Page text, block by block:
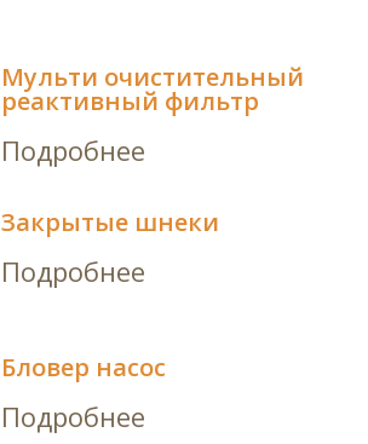
Мульти очистительный
реактивный фильтр
Подробнее
Закрытые шнеки
Подробнее
Бловер насос
Подробнее